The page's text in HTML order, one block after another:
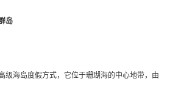
岛
级海岛度假方式，它位于珊瑚海的中心地带，由